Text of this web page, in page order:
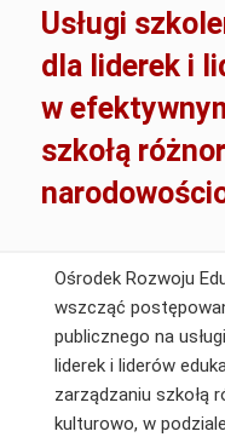
Usługi
dla liderek i
w
szkołą
Ośrodek Rozwoju
wszcząć
publicznego na
liderek i liderów
zarządzaniu szkołą
kulturowo, w